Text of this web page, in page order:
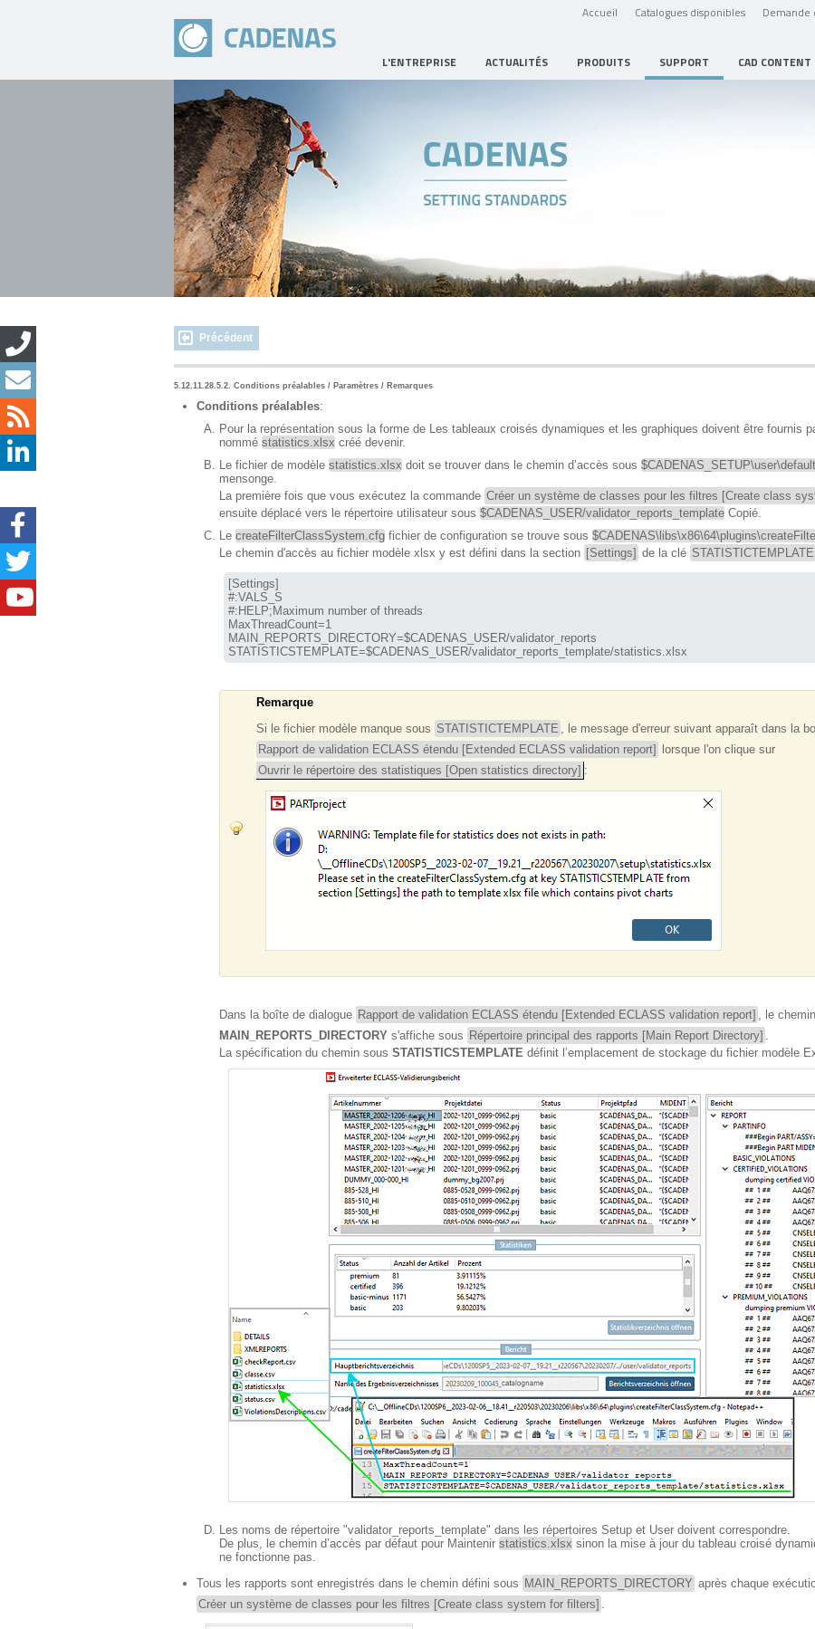
Accueil Catalogues disponibles Demande
L'ENTREPRISE ACTUALITÉS PRODUITS SUPPORT CAD CONTENT
Précédent
5.12.11.28.5.2. Conditions préalables / Paramètres / Remarques
Conditions préalables:
Pour la représentation sous la forme de Les tableaux croisés dynamiques et les graphiques doivent être fournis
nommé statistics.xlsx créé devenir.
Le fichier de modèle statistics.xlsx doit se trouver dans le chemin d’accès sous
mensonge.
La première fois que vous exécutez la commande Créer un système de classes pour les filtres [Create class
ensuite déplacé vers le répertoire utilisateur sous $CADENAS_USER/validator_reports_template Copié.
Le createFilterClassSystem.cfg fichier de configuration se trouve sous
Le chemin d'accès au fichier modèle xlsx y est défini dans la section [Settings] de la clé STATISTICTEMPLATE
[Settings]
#:VALS_S
#:HELP;Maximum number of threads
MAIN_REPORTS_DIRECTORY
STATISTICSTEMPLATE=$CADENAS_USER/validator_reports_template/statistics.xlsx
Remarque
Si le fichier modèle manque sous STATISTICTEMPLATE , le message d'erreur suivant apparaît dans la
Rapport de validation ECLASS étendu [Extended ECLASS validation report]
lorsque l'on clique sur
Ouvrir le répertoire des statistiques [Open statistics directory] :
Dans la boîte de dialogue Rapport de validation ECLASS étendu [Extended ECLASS validation report] , le
MAIN_REPORTS_DIRECTORY s'affiche sous Répertoire principal des rapports [Main Report Directory] .
La spécification du chemin sous STATISTICSTEMPLATE définit l’emplacement de stockage du fichier modèle
Les noms de répertoire "validator_reports_template" dans les répertoires Setup et User doivent correspondre.
De plus, le chemin d’accès par défaut pour Maintenir statistics.xlsx sinon la mise à jour du tableau croisé
ne fonctionne pas.
Tous les rapports sont enregistrés dans le chemin défini sous MAIN_REPORTS_DIRECTORY après chaque
Créer un système de classes pour les filtres [Create class system for filters] .